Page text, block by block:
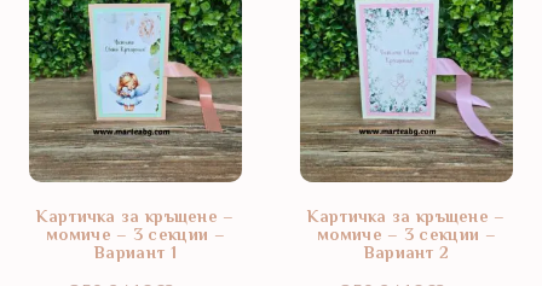
Картичка за кръщене –
момиче – 3 секции –
Вариант 1
Картичка за кръщене –
момиче – 3 секции –
Вариант 2